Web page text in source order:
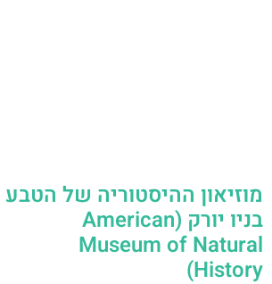
מוזיאון ההיסטוריה של הטבע
בניו יורק (American
Museum of Natural
History)